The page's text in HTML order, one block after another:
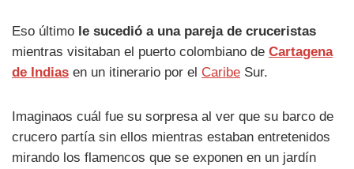
Eso último le sucedió a una pareja de cruceristas
mientras visitaban el puerto colombiano de Cartagena
de Indias en un itinerario por el Caribe Sur.
Imaginaos cuál fue su sorpresa al ver que su barco de
crucero partía sin ellos mientras estaban entretenidos
mirando los flamencos que se exponen en un jardín